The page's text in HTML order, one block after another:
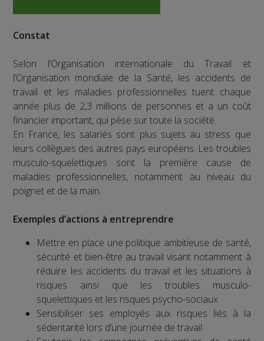
Constat
Selon l’Organisation internationale du Travail et
l’Organisation mondiale de la Santé, les accidents de
travail et les maladies professionnelles tuent chaque
année plus de 2,3 millions de personnes et a un coût
financier important, qui pèse sur toute la société.
En France, les salariés sont plus sujets au stress que
leurs collègues des autres pays européens. Les troubles
musculo-squelettiques sont la première cause de
maladies professionnelles, notamment au niveau du
poignet et de la main.
Exemples d’actions à entreprendre
Mettre en place une politique ambitieuse de santé,
sécurité et bien-être au travail visant notamment à
réduire les accidents du travail et les situations à
risques ainsi que les troubles musculo-
squelettiques et les risques psycho-sociaux
Sensibiliser ses employés aux risques liés à la
sédentarité lors d’une journée de travail